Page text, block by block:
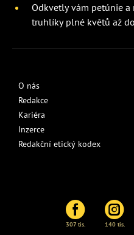
Odkvetly vám petúnie a
truhlíky plné květů až
O nás
Redakce
Kariéra
Inzerce
Redakční etický kodex
307 tis. 140 tis.